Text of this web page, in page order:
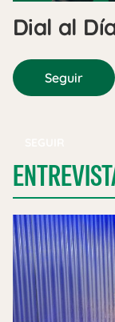
Dial al
Seguir